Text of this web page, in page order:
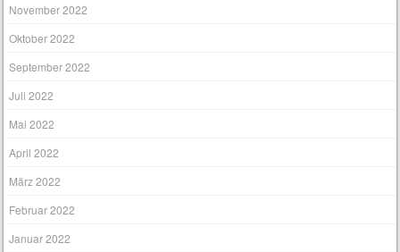
November 2022
Oktober 2022
September 2022
Juli 2022
Mai 2022
April 2022
März 2022
Februar 2022
Januar 2022